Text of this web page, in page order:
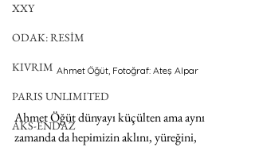
XXY
ODAK: RESİM
KIVRIM
PARIS UNLIMITED
AKS-ENDAZ
Ahmet Öğüt, Fotoğraf: Ateş Alpar
Ahmet Öğüt dünyayı küçülten ama aynı
zamanda da hepimizin aklını, yüreğini,